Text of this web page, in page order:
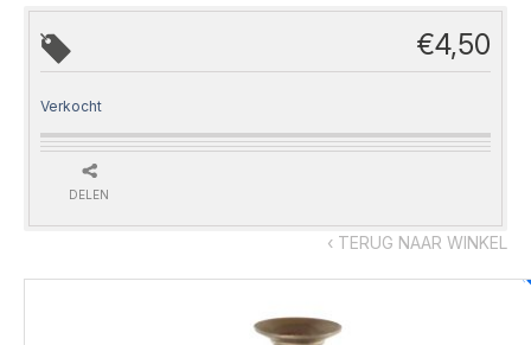
‹ TERUG NAAR WINKEL
€4,50
Verkocht
DELEN